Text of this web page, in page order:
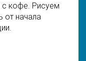
с кофе. Рисуем
от начала